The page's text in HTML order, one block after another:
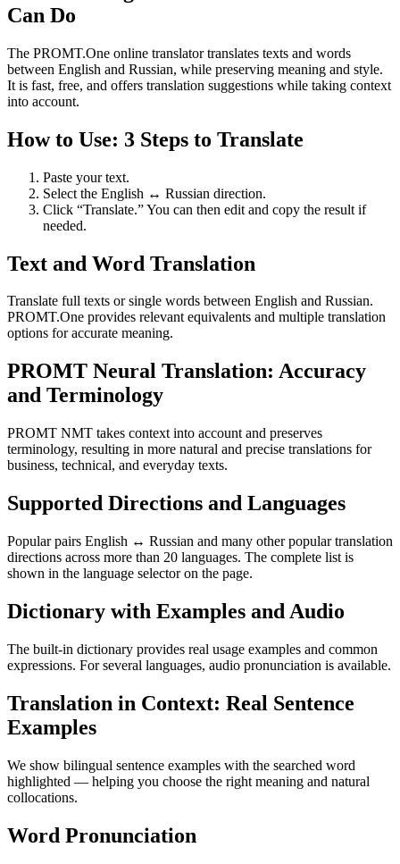
Can Do
The PROMT.One online translator translates texts and words
between English and Russian, while preserving meaning and style.
It is fast, free, and offers translation suggestions while taking context
into account.
How to Use: 3 Steps to Translate
Paste your text.
Select the English ↔ Russian direction.
Click “Translate.” You can then edit and copy the result if
needed.
Text and Word Translation
Translate full texts or single words between English and Russian.
PROMT.One provides relevant equivalents and multiple translation
options for accurate meaning.
PROMT Neural Translation: Accuracy
and Terminology
PROMT NMT takes context into account and preserves
terminology, resulting in more natural and precise translations for
business, technical, and everyday texts.
Supported Directions and Languages
Popular pairs English ↔ Russian and many other popular translation
directions across more than 20 languages. The complete list is
shown in the language selector on the page.
Dictionary with Examples and Audio
The built-in dictionary provides real usage examples and common
expressions. For several languages, audio pronunciation is available.
Translation in Context: Real Sentence
Examples
We show bilingual sentence examples with the searched word
highlighted — helping you choose the right meaning and natural
collocations.
Word Pronunciation